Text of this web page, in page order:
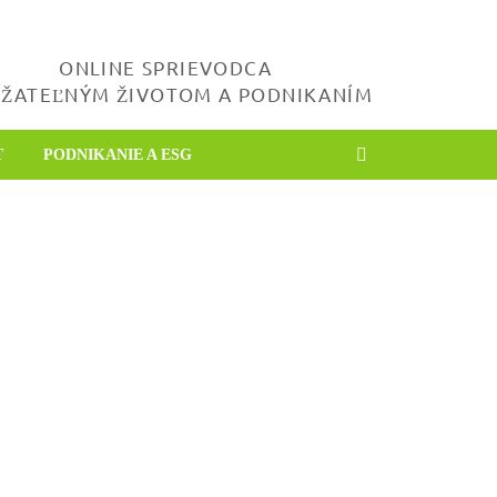
ONLINE SPRIEVODCA
ŽIVOTOM A PODNIKANÍM
PODNIKANIE A ESG